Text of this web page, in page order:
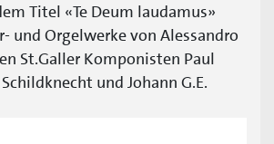
Titel «Te Deum laudamus»
und Orgelwerke von Alessandro
St.Galler Komponisten Paul
und Johann G.E.